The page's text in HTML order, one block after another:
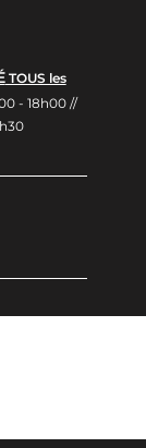
TOUS les
- 18h00 //